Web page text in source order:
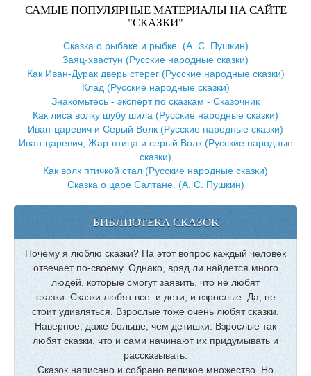
САМЫЕ ПОПУЛЯРНЫЕ МАТЕРИАЛЫ НА САЙТЕ
"СКАЗКИ"
Сказка о рыбаке и рыбке. (А. С. Пушкин)
Заяц-хвастун (Русские народные сказки)
Как Иван-Дурак дверь стерег (Русские народные сказки)
Клад (Русские народные сказки)
Знакомьтесь - эксперт по сказкам - Сказочник
Как лиса волку шубу шила (Русские народные сказки)
Иван-царевич и Серый Волк (Русские народные сказки)
Иван-царевич, Жар-птица и серый Волк (Русские народные
сказки)
Как волк птичкой стал (Русские народные сказки)
Сказка о царе Салтане. (А. С. Пушкин)
БИБЛИОТЕКА СКАЗОК
Почему я люблю сказки? На этот вопрос каждый человек
отвечает по-своему. Однако, вряд ли найдется много
людей, которые смогут заявить, что не любят
сказки. Сказки любят все: и дети, и взрослые. Да, не
стоит удивляться. Взрослые тоже очень любят сказки.
Наверное, даже больше, чем детишки. Взрослые так
любят сказки, что и сами начинают их придумывать и
рассказывать.
Сказок написано и собрано великое множество. Но